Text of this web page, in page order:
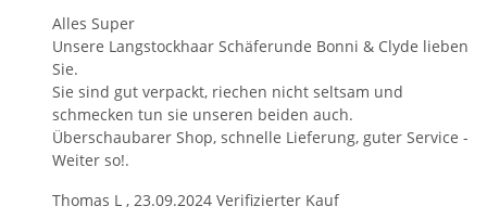
Alles Super
Unsere Langstockhaar Schäferunde Bonni & Clyde lieben
Sie.
Sie sind gut verpackt, riechen nicht seltsam und
schmecken tun sie unseren beiden auch.
Überschaubarer Shop, schnelle Lieferung, guter Service -
Weiter so!.
Thomas L , 23.09.2024 Verifizierter Kauf